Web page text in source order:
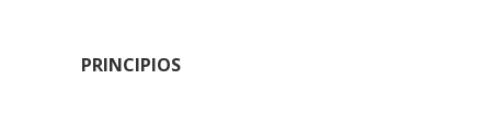
PRINCIPIOS